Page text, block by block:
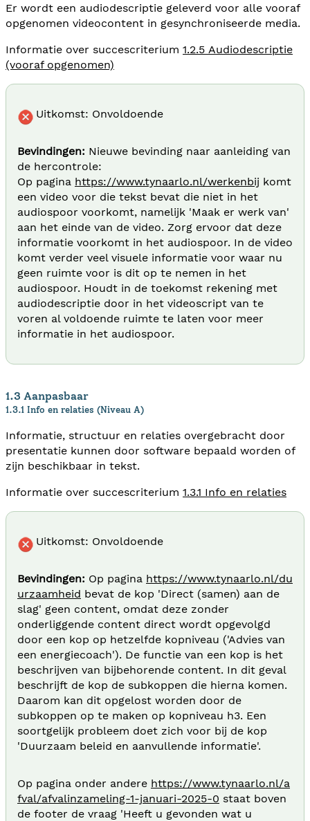
Er wordt een audiodescriptie geleverd voor alle vooraf
opgenomen videocontent in gesynchroniseerde media.
Informatie over succescriterium 1.2.5 Audiodescriptie
(vooraf opgenomen)
Uitkomst: Onvoldoende
Bevindingen: Nieuwe bevinding naar aanleiding van
de hercontrole:
Op pagina https://www.tynaarlo.nl/werkenbij komt
een video voor die tekst bevat die niet in het
audiospoor voorkomt, namelijk 'Maak er werk van'
aan het einde van de video. Zorg ervoor dat deze
informatie voorkomt in het audiospoor. In de video
komt verder veel visuele informatie voor waar nu
geen ruimte voor is dit op te nemen in het
audiospoor. Houdt in de toekomst rekening met
audiodescriptie door in het videoscript van te
voren al voldoende ruimte te laten voor meer
informatie in het audiospoor.
1.3 Aanpasbaar
1.3.1 Info en relaties (Niveau A)
Informatie, structuur en relaties overgebracht door
presentatie kunnen door software bepaald worden of
zijn beschikbaar in tekst.
Informatie over succescriterium 1.3.1 Info en relaties
Uitkomst: Onvoldoende
Bevindingen: Op pagina https://www.tynaarlo.nl/du
urzaamheid bevat de kop 'Direct (samen) aan de
slag' geen content, omdat deze zonder
onderliggende content direct wordt opgevolgd
door een kop op hetzelfde kopniveau ('Advies van
een energiecoach'). De functie van een kop is het
beschrijven van bijbehorende content. In dit geval
beschrijft de kop de subkoppen die hierna komen.
Daarom kan dit opgelost worden door de
subkoppen op te maken op kopniveau h3. Een
soortgelijk probleem doet zich voor bij de kop
'Duurzaam beleid en aanvullende informatie'.
Op pagina onder andere https://www.tynaarlo.nl/a
fval/afvalinzameling-1-januari-2025-0 staat boven
de footer de vraag 'Heeft u gevonden wat u